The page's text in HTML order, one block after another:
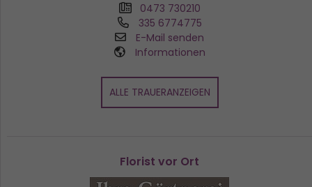
0473 730210
335 6774775
E-Mail senden
Informationen
ALLE TRAUERANZEIGEN
Florist vor Ort